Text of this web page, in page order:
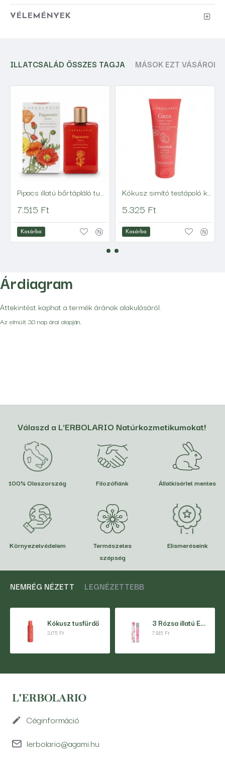
VÉLEMÉNYEK
ILLATCSALÁD ÖSSZES TAGJA MÁSOK EZT
Pipacs illatú bőrtápláló tusfürdő
7.515 Ft
Kosárba
Kókusz simító testápoló krém
5.325 Ft
Kosárba
Árdiagram
Áttekintést kaphat a termék árának alakulásáról.
Az elmúlt 30 nap árai alapján.
Válaszd a L'ERBOLARIO Natúrkozmetikumokat!
100% Olaszország Filozófiánk Állatkísérlet mentes
Környezetvédelem
Természetes
szépség
Elismeréseink
NEMRÉG NÉZETT LEGNÉZETTEBB
Kókusz tusfürdő
3.175 Ft
3 Rózsa illatú Eau de Parfum 15 ml
7.915 Ft
Céginformáció
lerbolario@agami.hu